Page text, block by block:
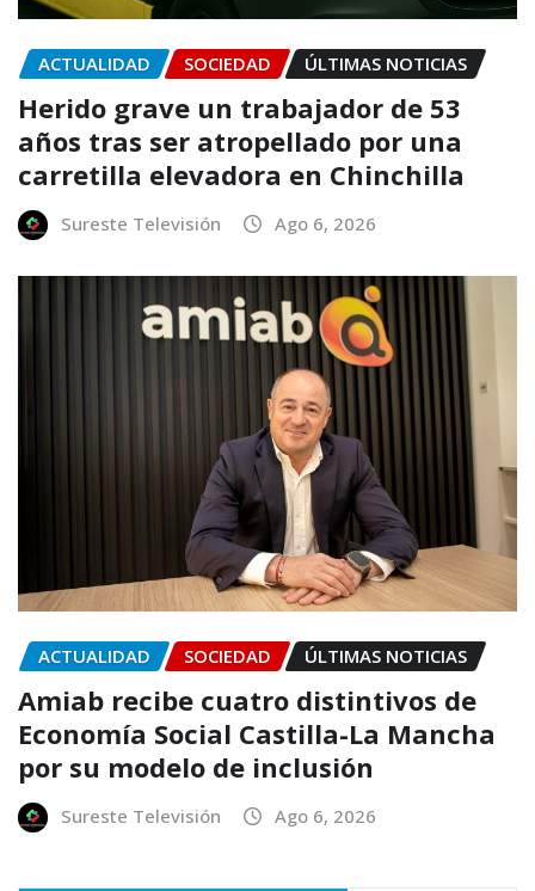
ACTUALIDAD SOCIEDAD ÚLTIMAS NOTICIAS
Herido grave un trabajador de 53
años tras ser atropellado por una
carretilla elevadora en Chinchilla
Sureste Televisión Ago 6, 2026
ACTUALIDAD SOCIEDAD ÚLTIMAS NOTICIAS
Amiab recibe cuatro distintivos de
Economía Social Castilla-La Mancha
por su modelo de inclusión
Sureste Televisión Ago 6, 2026